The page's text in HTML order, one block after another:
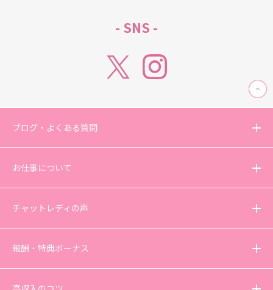
- SNS -
ブログ・よくある質問
お仕事について
チャットレディの声
報酬・特典ボーナス